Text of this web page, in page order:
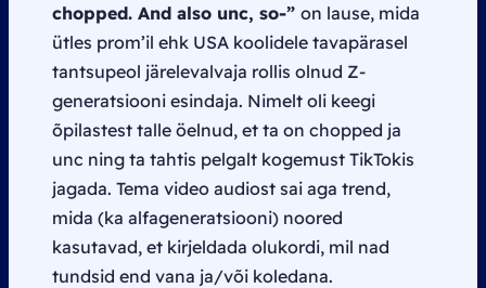
chopped. And also unc, so-” on lause, mida
ütles prom’il ehk USA koolidele tavapärasel
tantsupeol järelevalvaja rollis olnud Z-
generatsiooni esindaja. Nimelt oli keegi
õpilastest talle öelnud, et ta on chopped ja
unc ning ta tahtis pelgalt kogemust TikTokis
jagada. Tema video audiost sai aga trend,
mida (ka alfageneratsiooni) noored
kasutavad, et kirjeldada olukordi, mil nad
tundsid end vana ja/või koledana.